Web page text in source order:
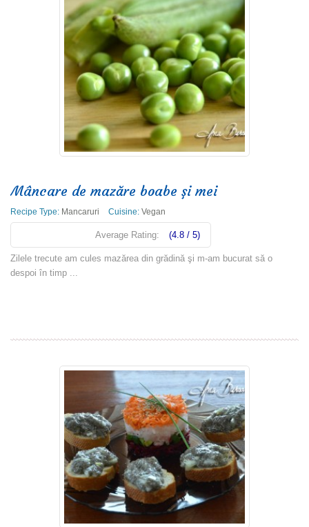
Mâncare de mazăre boabe şi mei
Recipe Type: Mancaruri Cuisine:Vegan
Average Rating: (4.8 / 5)
Zilele trecute am cules mazărea din grădină şi m-am bucurat să o
despoi în timp ...